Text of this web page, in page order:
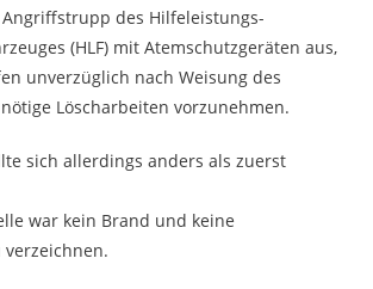
des Hilfeleistungs-
(HLF) mit Atemschutzgeräten aus,
unverzüglich nach Weisung des
Löscharbeiten vorzunehmen.
sich allerdings anders als zuerst
war kein Brand und keine